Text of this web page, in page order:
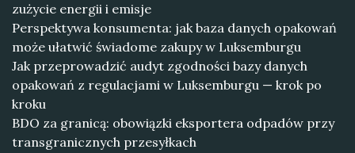
zużycie energii i emisje
Perspektywa konsumenta: jak baza danych opakowań
może ułatwić świadome zakupy w Luksemburgu
Jak przeprowadzić audyt zgodności bazy danych
opakowań z regulacjami w Luksemburgu — krok po
kroku
BDO za granicą: obowiązki eksportera odpadów przy
transgranicznych przesyłkach